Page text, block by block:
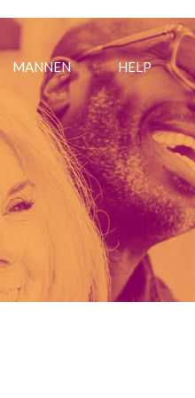
MANNEN HELP